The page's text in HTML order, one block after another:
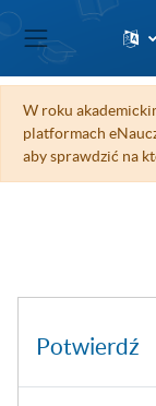
Przejdź do głównej
Panel boczny
W roku
platformach
aby sprawdzić na
Potwierdź